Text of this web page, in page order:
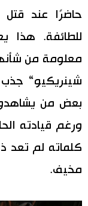
حاضرًا عند قتل
للطائفة. هذا
معلومة من
شينريكيو“
بعض من
ورغم قيادته
كلماته لم تعد
مخيف.